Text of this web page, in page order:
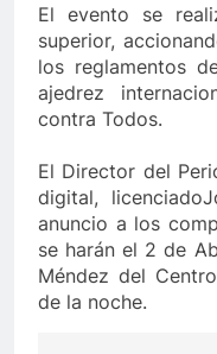
El evento se
superior,
los reglamentos
ajedrez
contra Todos.
El Director del
digital,
anuncio a los
se harán el 2 de
Méndez del
de la noche.